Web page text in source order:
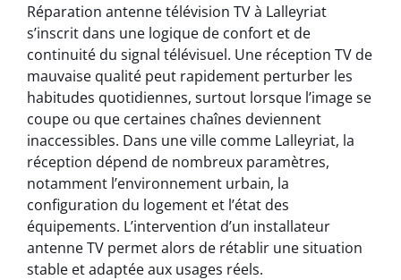
Réparation antenne télévision TV à Lalleyriat
s’inscrit dans une logique de confort et de
continuité du signal télévisuel. Une réception TV de
mauvaise qualité peut rapidement perturber les
habitudes quotidiennes, surtout lorsque l’image se
coupe ou que certaines chaînes deviennent
inaccessibles. Dans une ville comme Lalleyriat, la
réception dépend de nombreux paramètres,
notamment l’environnement urbain, la
configuration du logement et l’état des
équipements. L’intervention d’un installateur
antenne TV permet alors de rétablir une situation
stable et adaptée aux usages réels.